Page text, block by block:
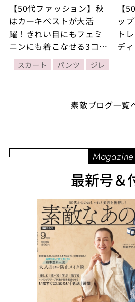
【50代ファッション】秋
はカーキベストが大活
躍！きれい目にもフェミ
ニンにも着こなせる3コー
デをご紹介！
スカート パンツ ジレ
【
ッ
ト
デ
に
丈
素敵ブログ一覧
Magazine
最新号＆